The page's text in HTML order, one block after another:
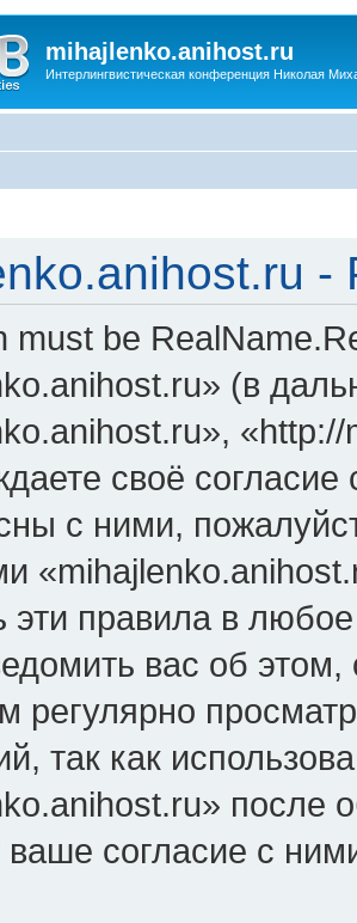
mihajlenko.anihost.ru
Интерлингвистическая конференция Николая
-
must be
(в
своё
с ними,
эти правила в
вас об
регулярно
так как
после
ваше согласие с